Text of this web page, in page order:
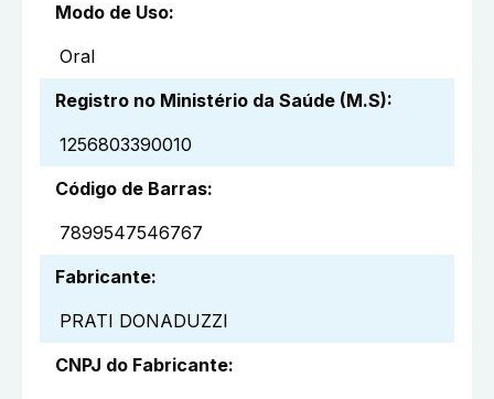
Modo de Uso:
Oral
Registro no Ministério da Saúde (M.S):
1256803390010
Código de Barras:
7899547546767
Fabricante:
PRATI DONADUZZI
CNPJ do Fabricante: